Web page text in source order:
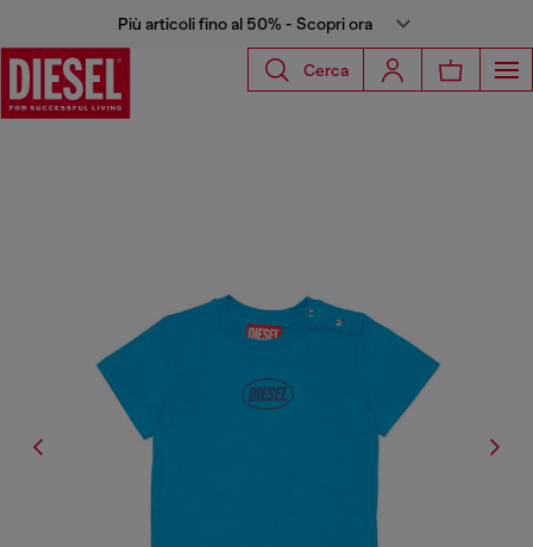
Più articoli fino al 50% - Scopri ora
Cerca